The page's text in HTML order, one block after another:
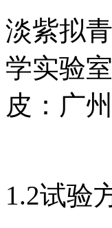
淡紫拟
学实验
皮：广
1.2试验